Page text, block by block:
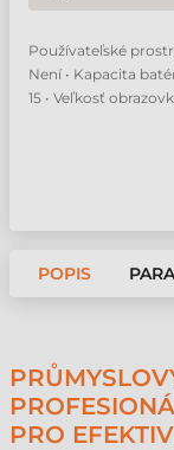
Používateľské
Není • Kapacita
15 • Veľkosť
POPIS
PRO